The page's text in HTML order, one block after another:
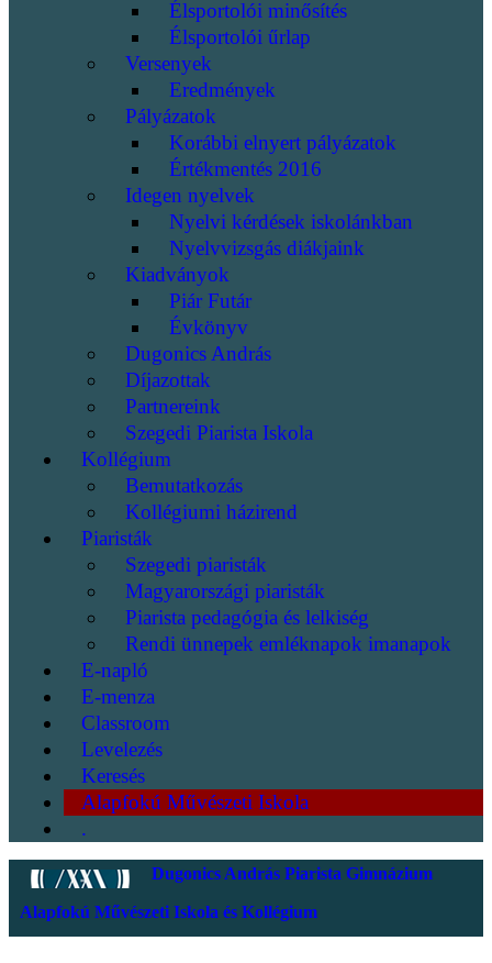
Élsportolói minősítés
Élsportolói űrlap
Versenyek
Eredmények
Pályázatok
Korábbi elnyert pályázatok
Értékmentés 2016
Idegen nyelvek
Nyelvi kérdések iskolánkban
Nyelvvizsgás diákjaink
Kiadványok
Piár Futár
Évkönyv
Dugonics András
Díjazottak
Partnereink
Szegedi Piarista Iskola
Kollégium
Bemutatkozás
Kollégiumi házirend
Piaristák
Szegedi piaristák
Magyarországi piaristák
Piarista pedagógia és lelkiség
Rendi ünnepek emléknapok imanapok
E-napló
E-menza
Classroom
Levelezés
Keresés
Alapfokú Művészeti Iskola
.
Dugonics András Piarista Gimnázium
Alapfokú Művészeti Iskola és Kollégium